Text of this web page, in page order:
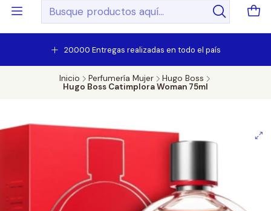
20.000 Entregas realizadas en todo el país
Inicio Perfumería Mujer
Hugo Boss
Hugo Boss Catimplora Woman 75ml